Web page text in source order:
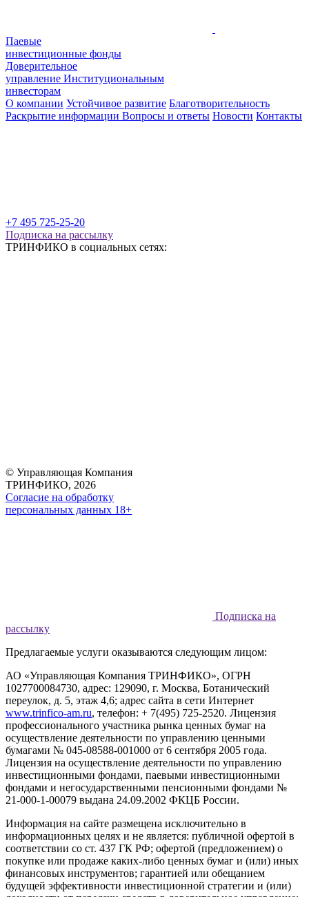
Паевые
инвестиционные фонды
Доверительное
управление Институциональным
инвесторам
О компании Устойчивое развитие Благотворительность
Раскрытие информации Вопросы и ответы Новости Контакты
+7 495 725-25-20
Подписка на рассылку
ТРИНФИКО в социальных сетях:
© Управляющая Компания
ТРИНФИКО, 2026
Согласие на обработку
персональных данных 18+
Подписка на
рассылку
Предлагаемые услуги оказываются следующим лицом:
АО «Управляющая Компания ТРИНФИКО», ОГРН
1027700084730, адрес: 129090, г. Москва, Ботанический
переулок, д. 5, этаж 4,6; адрес сайта в сети Интернет
www.trinfico-аm.ru, телефон: + 7(495) 725-2520. Лицензия
профессионального участника рынка ценных бумаг на
осуществление деятельности по управлению ценными
бумагами № 045-08588-001000 от 6 сентября 2005 года.
Лицензия на осуществление деятельности по управлению
инвестиционными фондами, паевыми инвестиционными
фондами и негосударственными пенсионными фондами №
21-000-1-00079 выдана 24.09.2002 ФКЦБ России.
Информация на сайте размещена исключительно в
информационных целях и не является: публичной офертой в
соответствии со ст. 437 ГК РФ; офертой (предложением) о
покупке или продаже каких-либо ценных бумаг и (или) иных
финансовых инструментов; гарантией или обещанием
будущей эффективности инвестиционной стратегии и (или)